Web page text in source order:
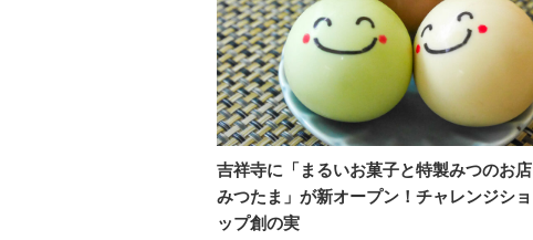
吉祥寺に「まるいお菓子と特製みつのお店
みつたま」が新オープン！チャレンジショ
ップ創の実